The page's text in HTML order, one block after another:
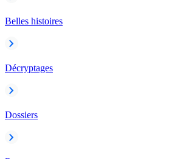
Belles histoires
Décryptages
Dossiers